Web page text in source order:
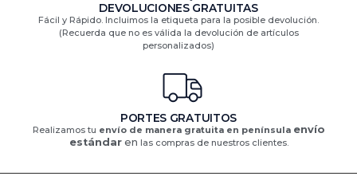
DEVOLUCIONES GRATUITAS​
Fácil y Rápido. Incluimos la etiqueta para la posible devolución.
(Recuerda que no es válida la devolución de artículos
personalizados)​
PORTES GRATUITOS
Realizamos tu envío de manera gratuita en península envío
estándaren las compras de nuestros clientes.